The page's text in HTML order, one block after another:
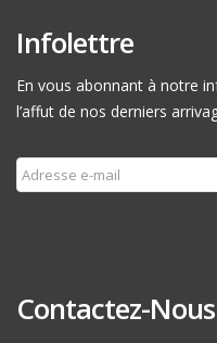
Infolettre
En vous abonnant à notre
l’affut de nos derniers
Contactez-Nous